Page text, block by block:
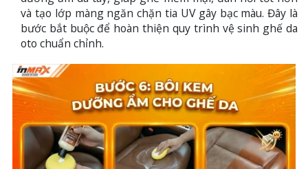
và tạo lớp màng ngăn chặn tia UV gây bạc màu. Đây là
bước bắt buộc để hoàn thiện quy trình vệ sinh ghế da
oto chuẩn chỉnh.